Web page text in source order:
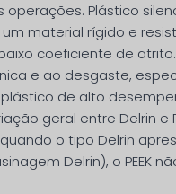
Plástico
material rígido e
coeficiente de atrito.
e ao desgaste,
de alto
geral entre Delrin e
o tipo Delrin
Delrin), o PEEK